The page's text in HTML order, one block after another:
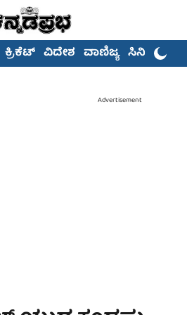
ಕ್ರಿಕೆಟ್ ವಿದೇಶ ವಾಣಿಜ್ಯ ಸಿನಿಮಾ
Advertisement